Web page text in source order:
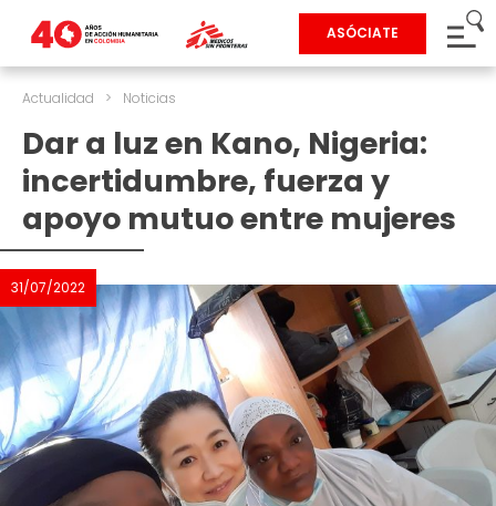
ASÓCIATE
Actualidad > Noticias
Dar a luz en Kano, Nigeria:
incertidumbre, fuerza y
apoyo mutuo entre mujeres
31/07/2022